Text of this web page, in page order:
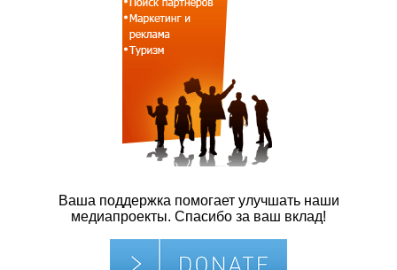
Ваша поддержка помогает улучшать наши
медиапроекты. Спасибо за ваш вклад!